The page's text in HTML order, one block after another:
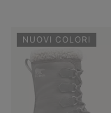
NUOVI COLORI